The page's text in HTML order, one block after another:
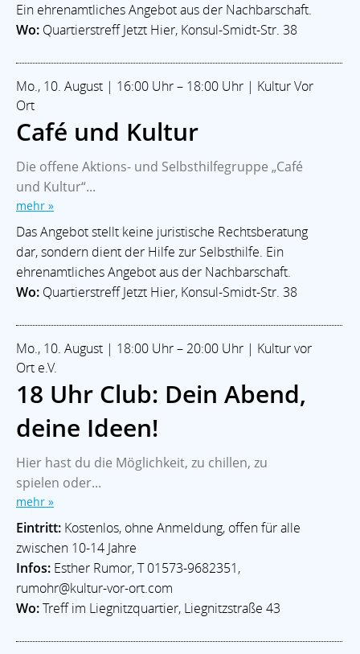
Ein ehrenamtliches Angebot aus der Nachbarschaft.
Wo: Quartierstreff Jetzt Hier, Konsul-Smidt-Str. 38
Mo., 10. August | 16:00 Uhr – 18:00 Uhr | Kultur Vor
Ort
Café und Kultur
Die offene Aktions- und Selbsthilfegruppe „Café
und Kultur“...
mehr »
Das Angebot stellt keine juristische Rechtsberatung
dar, sondern dient der Hilfe zur Selbsthilfe. Ein
ehrenamtliches Angebot aus der Nachbarschaft.
Wo: Quartierstreff Jetzt Hier, Konsul-Smidt-Str. 38
Mo., 10. August | 18:00 Uhr – 20:00 Uhr | Kultur vor
Ort e.V.
18 Uhr Club: Dein Abend,
deine Ideen!
Hier hast du die Möglichkeit, zu chillen, zu
spielen oder...
mehr »
Eintritt: Kostenlos, ohne Anmeldung, offen für alle
zwischen 10-14 Jahre
Infos: Esther Rumor, T 01573-9682351,
rumohr@kultur-vor-ort.com
Wo:Treff im Liegnitzquartier, Liegnitzstraße 43